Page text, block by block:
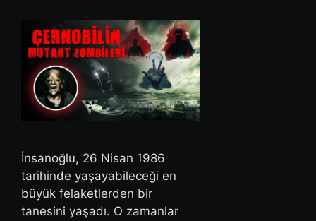
İnsanoğlu, 26 Nisan 1986
tarihinde yaşayabileceği en
büyük felaketlerden bir
tanesini yaşadı. O zamanlar